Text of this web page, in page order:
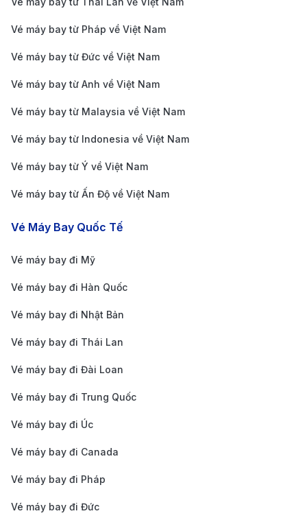
biệt phù hợp với những hành khách mang nhiều
hành lý. Một số hãng taxi phổ biến trên đảo bao
gồm Taxi Côn Sơn và Mai Linh Côn Đảo.
thuê xe máy với mức giá dao động từ 100.000 -
150.000 VND/ngày.
Dịch vụ đưa đón của khách sạn
khách sạn trên đảo có dịch vụ xe đưa đón sân
khách nên đặt trước để đảm bảo có phương tiện
ai đi một mình hoặc có hành lý gọn nhẹ, mang đến
trải nghiệm di chuyển linh hoạt và nhanh chóng.
Với nhiều lựa chọn phương tiện đa dạng, hành khách
phá vùng đất hoang sơ này.
Sân bay Quốc tế San Diego (SAN)
Sân bay Quốc tế San Diego là cửa ngõ hàng không
chính của thành phố San Diego, bang California. Hiện
tại, sân bay có hai nhà ga chính, phục vụ nhiều
Vé máy bay từ Pháp về Việt Nam
Vé máy bay từ Đức về Việt Nam
Vé máy bay từ Anh về Việt Nam
Vé máy bay từ Malaysia về Việt Nam
Vé máy bay từ Indonesia về Việt Nam
Vé máy bay từ Ý về Việt Nam
Vé máy bay từ Ấn Độ về Việt Nam
Vé Máy Bay Quốc Tế
Vé máy bay đi Mỹ
Vé máy bay đi Hàn Quốc
Vé máy bay đi Nhật Bản
Vé máy bay đi Thái Lan
Vé máy bay đi Đài Loan
Vé máy bay đi Trung Quốc
Vé máy bay đi Úc
Vé máy bay đi Canada
Vé máy bay đi Pháp
Vé máy bay đi Đức